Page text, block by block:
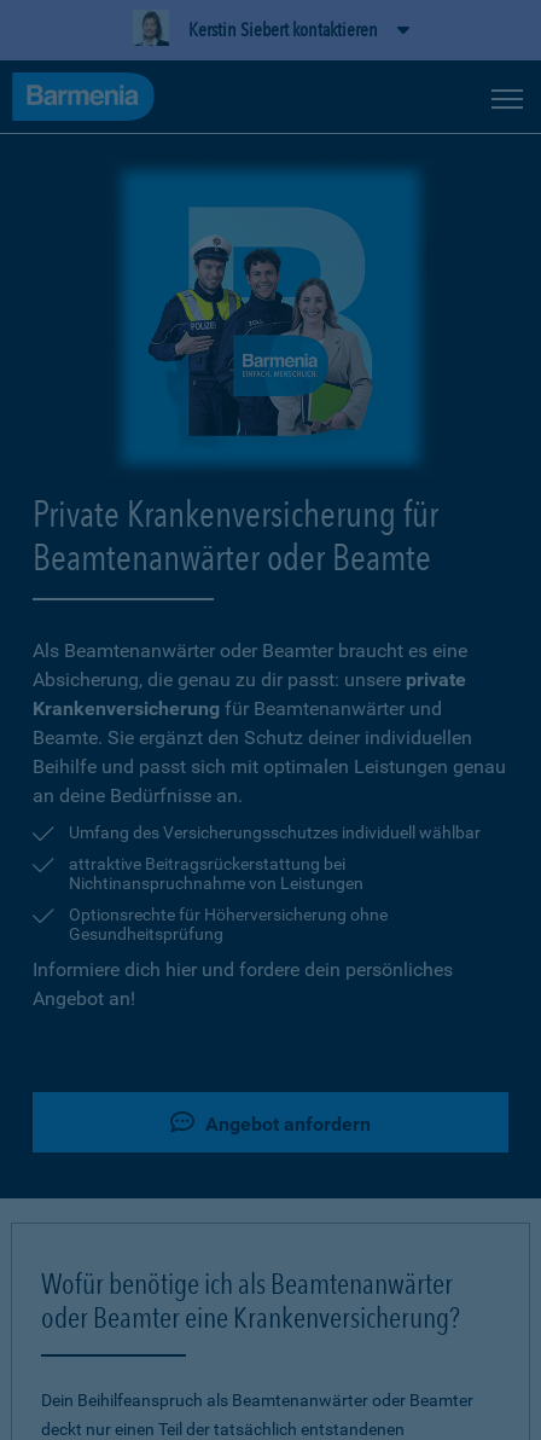
Kerstin Siebert kontaktieren
Private Krankenversicherung für
Beamtenanwärter oder Beamte
Als Beamtenanwärter oder Beamter braucht es eine
Absicherung, die genau zu dir passt: unsere private
Krankenversicherung für Beamtenanwärter und
Beamte. Sie ergänzt den Schutz deiner individuellen
Beihilfe und passt sich mit optimalen Leistungen genau
an deine Bedürfnisse an.
Umfang des Versicherungsschutzes individuell wählbar
attraktive Beitragsrückerstattung bei
Nichtinanspruchnahme von Leistungen
Optionsrechte für Höherversicherung ohne
Gesundheitsprüfung
Informiere dich hier und fordere dein persönliches
Angebot an!
Angebot anfordern
Wofür benötige ich als Beamtenanwärter
oder Beamter eine Krankenversicherung?
Dein Beihilfeanspruch als Beamtenanwärter oder Beamter
deckt nur einen Teil der tatsächlich entstandenen